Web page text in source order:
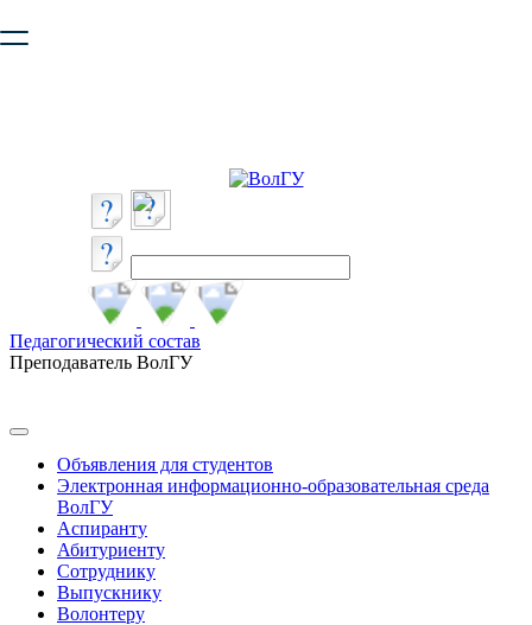
безопасную работу с сайтом. Пожалуйста
Педагогический состав
Преподаватель ВолГУ
Объявления для студентов
Электронная информационно-образовательная среда
ВолГУ
Аспиранту
Абитуриенту
Сотруднику
Выпускнику
Волонтеру